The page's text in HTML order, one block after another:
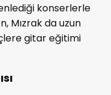
konserlerle
Mızrak da uzun
gitar eğitimi